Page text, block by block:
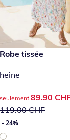
prix réduit : 89.90
- 24%
Robe tissée
heine
prix réduit : 89.90
seulement 89.90
119.00 CHF
- 24%